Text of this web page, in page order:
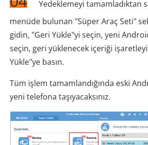
Yedeklemeyi tamamladıktan
menüde bulunan "Süper Araç Seti"
gidin, "Geri Yükle"yi seçin, yeni
seçin, geri yüklenecek içeriği
Yükle"ye basın.
Tüm işlem tamamlandığında eski
yeni telefona taşıyacaksınız.